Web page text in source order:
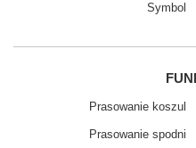
Symbol
Prasowanie koszul
Prasowanie spodni